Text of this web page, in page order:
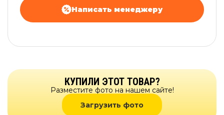
Написать менеджеру
КУПИЛИ ЭТОТ ТОВАР?
Разместите фото на нашем сайте!
Загрузить фото